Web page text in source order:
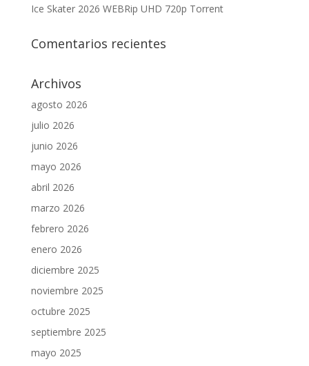
Ice Skater 2026 WEBRip UHD 720p Torrent
Comentarios recientes
Archivos
agosto 2026
julio 2026
junio 2026
mayo 2026
abril 2026
marzo 2026
febrero 2026
enero 2026
diciembre 2025
noviembre 2025
octubre 2025
septiembre 2025
mayo 2025